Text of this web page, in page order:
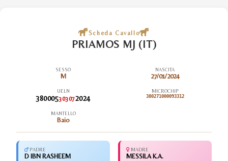
Scheda Cavallo
PRIAMOS MJ (IT)
SESSO
M
NASCITA
27/01/2024
UELN
380005303072024
MICROCHIP
380271000093312
MANTELLO
Baio
PADRE
D IBN RASHEEM
MADRE
MESSILA K.A.